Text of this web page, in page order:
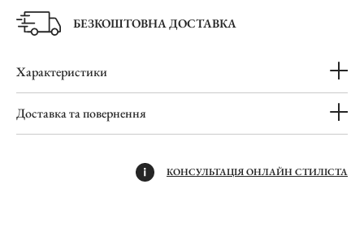
БЕЗКОШТОВНА ДОСТАВКА
Характеристики
Доставка та повернення
КОНСУЛЬТАЦІЯ ОНЛАЙН СТИЛІСТА